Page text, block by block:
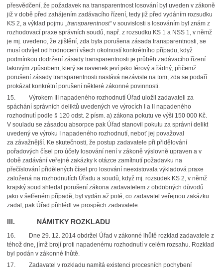
přesvědčení, že požadavek na transparentnost losování byl uveden v zákoně
již v době před zahájením zadávacího řízení, tedy již před vydáním rozsudku
KS 2, a výklad pojmu „transparentnost“v souvislosti s losováním byl znám z
rozhodovací praxe správních soudů, např. z rozsudku KS 1 a NSS 1, v němž
je mj. uvedeno, že zjištění, zda byla porušena zásada transparentnosti, se
musí odvíjet od hodnocení všech okolností konkrétního případu, když
podmínkou dodržení zásady transparentnosti je průběh zadávacího řízení
takovým způsobem, který se navenek jeví jako férový a řádný, přičemž
porušení zásady transparentnosti nastává nezávisle na tom, zda se podaří
prokázat konkrétní porušení některé zákonné povinnosti.
15.
Výrokem III napadeného rozhodnutí Úřad uložil zadavateli za
spáchání správních deliktů uvedených ve výrocích I a II napadeného
rozhodnutí podle § 120 odst. 2 písm. a) zákona pokutu ve výši 150 000 Kč.
V souladu se zásadou absorpce pak Úřad stanovil pokutu za správní delikt
uvedený ve výroku I napadeného rozhodnutí, neboť jej považoval
za závažnější. Ke skutečnosti, že postup zadavatele při přidělování
pořadových čísel pro účely losování není v zákoně výslovně upraven a v
době zadávání veřejné zakázky k otázce zamítnutí požadavku na
přečíslování přidělených čísel pro losování neexistovala výkladová praxe
založená na rozhodnutích Úřadu a soudů, když mj. rozsudek KS 2, v němž
krajský soud shledal porušení zákona zadavatelem z obdobných důvodů
jako v šetřeném případě, byl vydán až poté, co zadavatel veřejnou zakázku
zadal, pak Úřad přihlédl ve prospěch zadavatele.
III. NÁMITKY ROZKLADU
16.
Dne 29. 12. 2014 obdržel Úřad v zákonné lhůtě rozklad zadavatele z
téhož dne, jímž brojí proti napadenému rozhodnutí v celém rozsahu. Rozklad
byl podán v zákonné lhůtě.
17.
Zadavatel v rozkladu namítá existenci procesních pochybení